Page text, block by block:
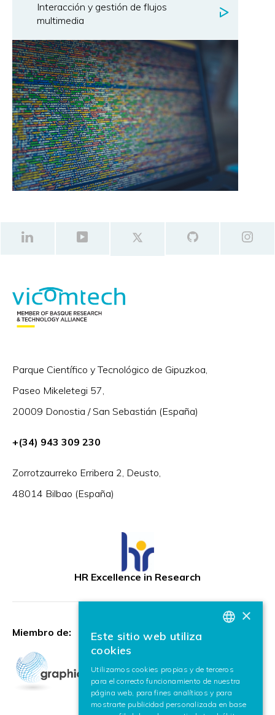
Interacción y gestión de flujos
multimedia
Parque Científico y Tecnológico de Gipuzkoa,
Paseo Mikeletegi 57,
20009 Donostia / San Sebastián (España)
+(34) 943 309 230
Zorrotzaurreko Erribera 2, Deusto,
48014 Bilbao (España)
HR Excellence in Research
Miembro de:
ENGLISH
×
Este sitio web utiliza
cookies
Utilizamos cookies propias y de terceros
para el correcto funcionamiento de nuestra
página web, para fines analíticos y para
mostrarte publicidad personalizada en base